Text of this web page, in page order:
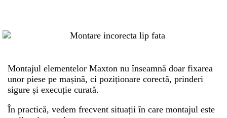
Montajul elementelor Maxton nu înseamnă doar fixarea
unor piese pe mașină, ci poziționare corectă, prinderi
sigure și execuție curată.
În practică, vedem frecvent situații în care montajul este